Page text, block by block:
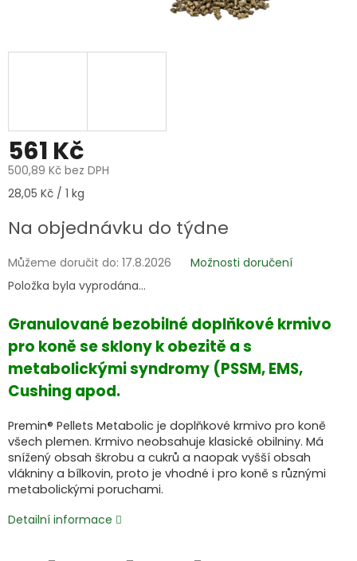
561 Kč
500,89 Kč bez DPH
Měrná
28,05 Kč / 1 kg
Na objednávku do týdne
Můžeme doručit do: 17.8.2026
Možnosti doručení
Položka byla vyprodána…
Granulované bezobilné doplňkové krmivo
pro koně se sklony k obezitě a s
metabolickými syndromy (PSSM, EMS,
Cushing apod.
Premin® Pellets Metabolic je doplňkové krmivo pro koně
všech plemen. Krmivo neobsahuje klasické obilniny. Má
snížený obsah škrobu a cukrů a naopak vyšší obsah
vlákniny a bílkovin, proto je vhodné i pro koně s různými
metabolickými poruchami.
Detailní informace